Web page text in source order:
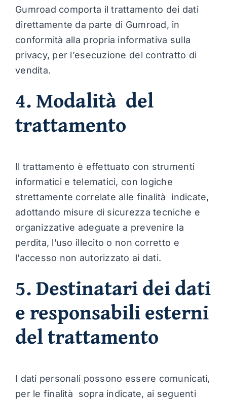
Gumroad comporta il trattamento dei dati
direttamente da parte di Gumroad, in
conformità alla propria informativa sulla
privacy, per l’esecuzione del contratto di
vendita.
4. Modalità del
trattamento
Il trattamento è effettuato con strumenti
informatici e telematici, con logiche
strettamente correlate alle finalità indicate,
adottando misure di sicurezza tecniche e
organizzative adeguate a prevenire la
perdita, l’uso illecito o non corretto e
l’accesso non autorizzato ai dati.
5. Destinatari dei dati
e responsabili esterni
del trattamento
I dati personali possono essere comunicati,
per le finalità sopra indicate, ai seguenti